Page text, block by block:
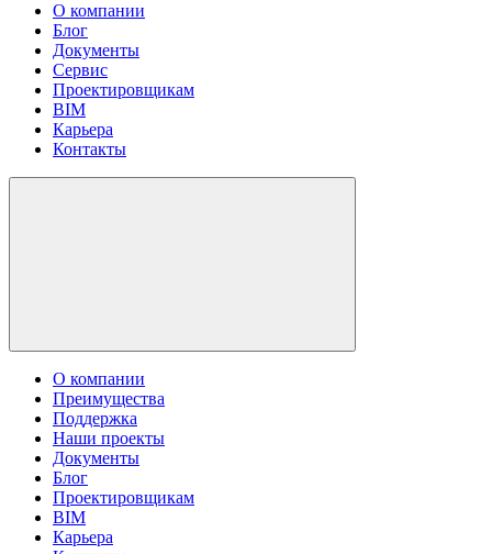
О компании
Блог
Документы
Сервис
Проектировщикам
BIM
Карьера
Контакты
О компании
Преимущества
Поддержка
Наши проекты
Документы
Блог
Проектировщикам
BIM
Карьера